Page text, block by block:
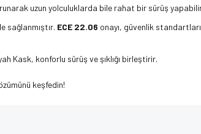
uzun yolculuklarda bile rahat bir sürüş
sağlanmıştır. ECE 22.06 onayı, güvenlik
Kask, konforlu sürüş ve şıklığı birleştirir.
keşfedin!